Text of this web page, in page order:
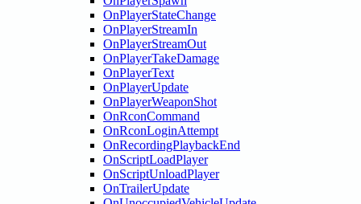
OnPlayerStateChange
OnPlayerStreamIn
OnPlayerStreamOut
OnPlayerTakeDamage
OnPlayerText
OnPlayerUpdate
OnPlayerWeaponShot
OnRconCommand
OnRconLoginAttempt
OnRecordingPlaybackEnd
OnScriptLoadPlayer
OnScriptUnloadPlayer
OnTrailerUpdate